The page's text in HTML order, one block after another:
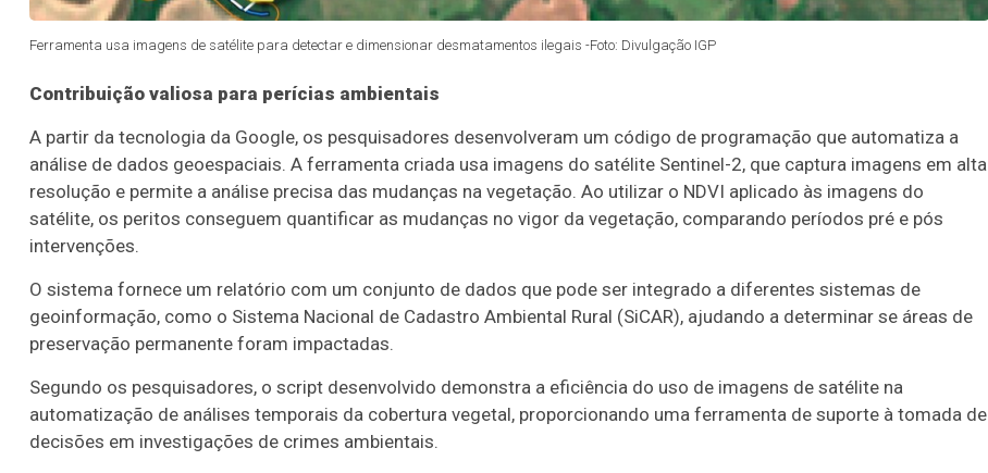
Ferramenta usa imagens de satélite para detectar e dimensionar desmatamentos ilegais -Foto: Divulgação IGP
Contribuição valiosa para perícias ambientais
A partir da tecnologia da Google, os pesquisadores desenvolveram um código de programação que automatiza a
análise de dados geoespaciais. A ferramenta criada usa imagens do satélite Sentinel-2, que captura imagens em alta
resolução e permite a análise precisa das mudanças na vegetação. Ao utilizar o NDVI aplicado às imagens do
satélite, os peritos conseguem quantificar as mudanças no vigor da vegetação, comparando períodos pré e pós
intervenções.
O sistema fornece um relatório com um conjunto de dados que pode ser integrado a diferentes sistemas de
geoinformação, como o Sistema Nacional de Cadastro Ambiental Rural (SiCAR), ajudando a determinar se áreas de
preservação permanente foram impactadas.
Segundo os pesquisadores, o script desenvolvido demonstra a eficiência do uso de imagens de satélite na
automatização de análises temporais da cobertura vegetal, proporcionando uma ferramenta de suporte à tomada de
decisões em investigações de crimes ambientais.
3756 (07/08/26)
10
16 19 20 21
Lotomania
Concurso 2960 (07/08/26)
29 37 43 46
Duplasena
07